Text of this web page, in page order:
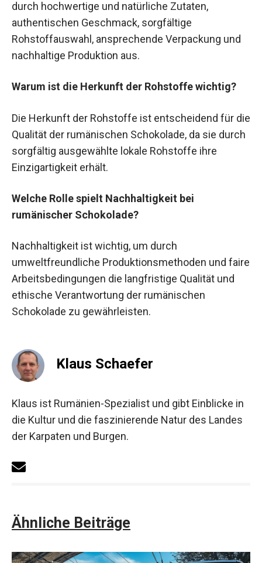
durch hochwertige und natürliche Zutaten,
authentischen Geschmack, sorgfältige
Rohstoffauswahl, ansprechende Verpackung und
nachhaltige Produktion aus.
Warum ist die Herkunft der Rohstoffe wichtig?
Die Herkunft der Rohstoffe ist entscheidend für die
Qualität der rumänischen Schokolade, da sie durch
sorgfältig ausgewählte lokale Rohstoffe ihre
Einzigartigkeit erhält.
Welche Rolle spielt Nachhaltigkeit bei
rumänischer Schokolade?
Nachhaltigkeit ist wichtig, um durch
umweltfreundliche Produktionsmethoden und faire
Arbeitsbedingungen die langfristige Qualität und
ethische Verantwortung der rumänischen
Schokolade zu gewährleisten.
Klaus Schaefer
Klaus ist Rumänien-Spezialist und gibt Einblicke in
die Kultur und die faszinierende Natur des Landes
der Karpaten und Burgen.
Ähnliche Beiträge